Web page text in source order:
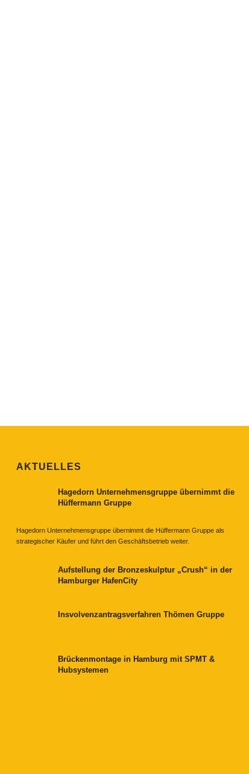
AKTUELLES
Hagedorn Unternehmensgruppe übernimmt die
Hüffermann Gruppe
Hagedorn Unternehmensgruppe übernimmt die Hüffermann Gruppe als
strategischer Käufer und führt den Geschäftsbetrieb weiter.
Aufstellung der Bronzeskulptur „Crush“ in der
Hamburger HafenCity
Insvolvenzantragsverfahren Thömen Gruppe
Brückenmontage in Hamburg mit SPMT &
Hubsystemen